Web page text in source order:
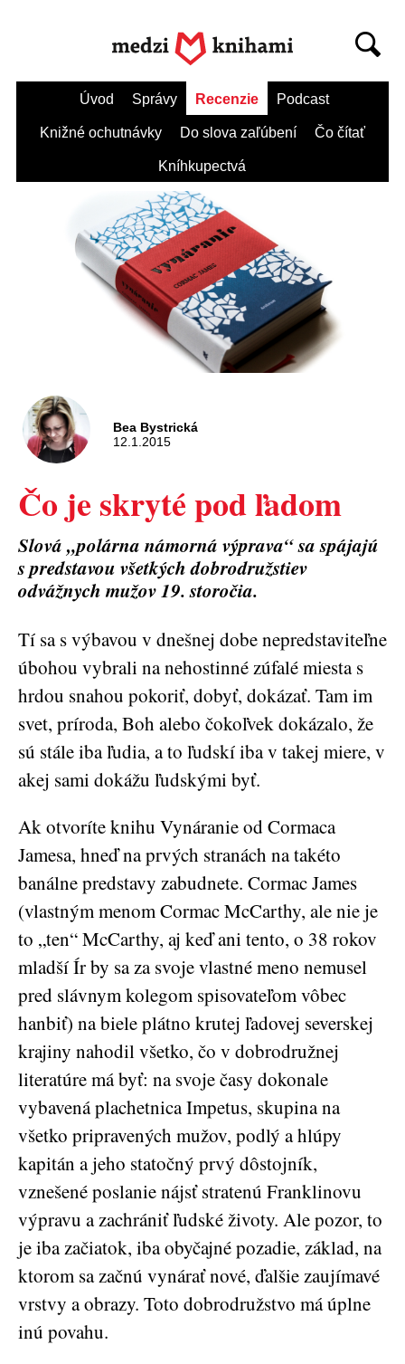
Úvod Správy Recenzie Podcast
Knižné ochutnávky Do slova zaľúbení Čo čítať
Kníhkupectvá
Bea Bystrická
12.1.2015
Čo je skryté pod ľadom
Slová „polárna námorná výprava“ sa spájajú
s predstavou všetkých dobrodružstiev
odvážnych mužov 19. storočia.
Tí sa s výbavou v dnešnej dobe nepredstaviteľne
úbohou vybrali na nehostinné zúfalé miesta s
hrdou snahou pokoriť, dobyť, dokázať. Tam im
svet, príroda, Boh alebo čokoľvek dokázalo, že
sú stále iba ľudia, a to ľudskí iba v takej miere, v
akej sami dokážu ľudskými byť.
Ak otvoríte knihu Vynáranie od Cormaca
Jamesa, hneď na prvých stranách na takéto
banálne predstavy zabudnete. Cormac James
(vlastným menom Cormac McCarthy, ale nie je
to „ten“ McCarthy, aj keď ani tento, o 38 rokov
mladší Ír by sa za svoje vlastné meno nemusel
pred slávnym kolegom spisovateľom vôbec
hanbiť) na biele plátno krutej ľadovej severskej
krajiny nahodil všetko, čo v dobrodružnej
literatúre má byť: na svoje časy dokonale
vybavená plachetnica Impetus, skupina na
všetko pripravených mužov, podlý a hlúpy
kapitán a jeho statočný prvý dôstojník,
vznešené poslanie nájsť stratenú Franklinovu
výpravu a zachrániť ľudské životy. Ale pozor, to
je iba začiatok, iba obyčajné pozadie, základ, na
ktorom sa začnú vynárať nové, ďalšie zaujímavé
vrstvy a obrazy. Toto dobrodružstvo má úplne
inú povahu.